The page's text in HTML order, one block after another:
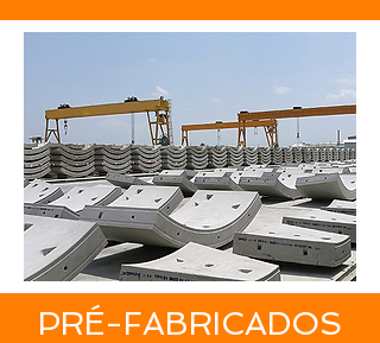
PRÉ-FABRICADOS